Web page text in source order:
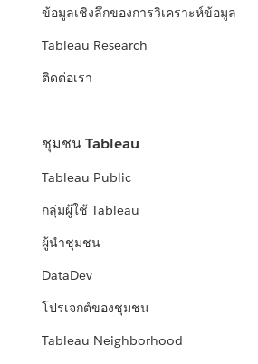
ข้อมูลเชิงลึกของการวิเคราะห์ข้อมูล
Tableau Research
ติดต่อเรา
ชุมชน Tableau
Tableau Public
กลุ่มผู้ใช้ Tableau
ผู้นำชุมชน
DataDev
โปรเจกต์ของชุมชน
Tableau Neighborhood